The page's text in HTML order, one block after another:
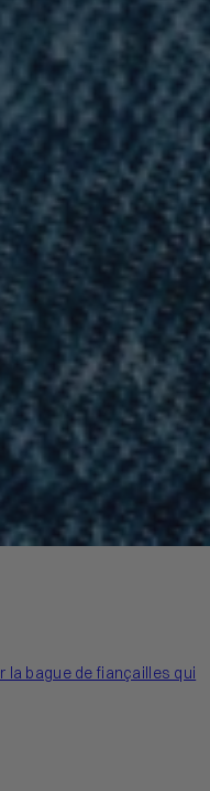
bague de fiançailles qui